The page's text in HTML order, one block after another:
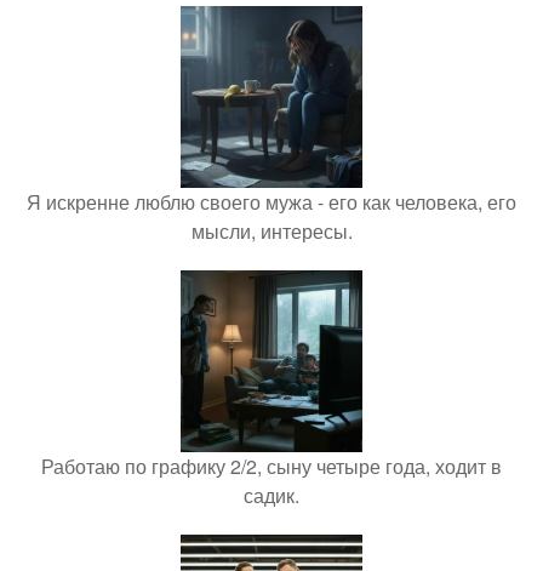
Я искренне люблю своего мужа - его как человека, его
мысли, интересы.
Работаю по графику 2/2, сыну четыре года, ходит в
садик.